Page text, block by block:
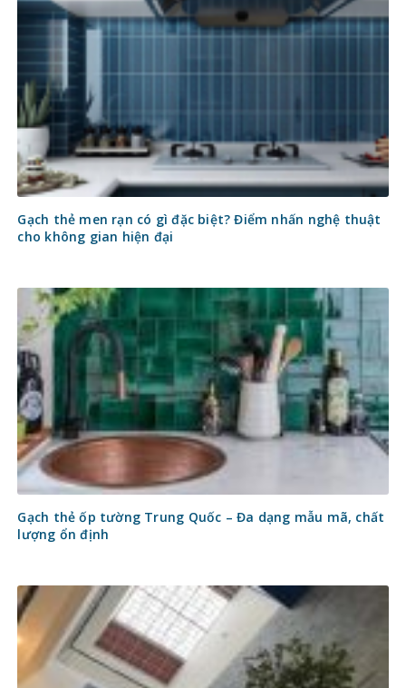
Gạch thẻ men rạn có gì đặc biệt? Điểm nhấn nghệ thuật
cho không gian hiện đại
Gạch thẻ ốp tường Trung Quốc – Đa dạng mẫu mã, chất
lượng ổn định